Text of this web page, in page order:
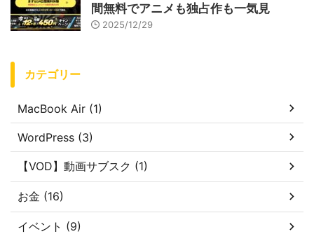
間無料でアニメも独占作も一気見
2025/12/29
カテゴリー
MacBook Air (1)
WordPress (3)
【VOD】動画サブスク (1)
お金 (16)
イベント (9)